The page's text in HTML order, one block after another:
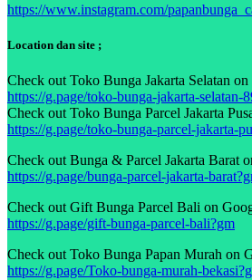
https://www.instagram.com/
Location dan site ;
Check out Toko Bunga Jakarta Selatan
https://g.page/toko-bunga-jakarta-selatan-
Check out Toko Bunga Parcel Jakarta
https://g.page/toko-bunga-parcel-jakarta-
Check out Bunga & Parcel Jakarta Barat
https://g.page/bunga-parcel-jakarta-
Check out Gift Bunga Parcel Bali on
https://g.page/gift-bunga-parcel-bali?gm
Check out Toko Bunga Papan Murah on
https://g.page/Toko-bunga-murah-